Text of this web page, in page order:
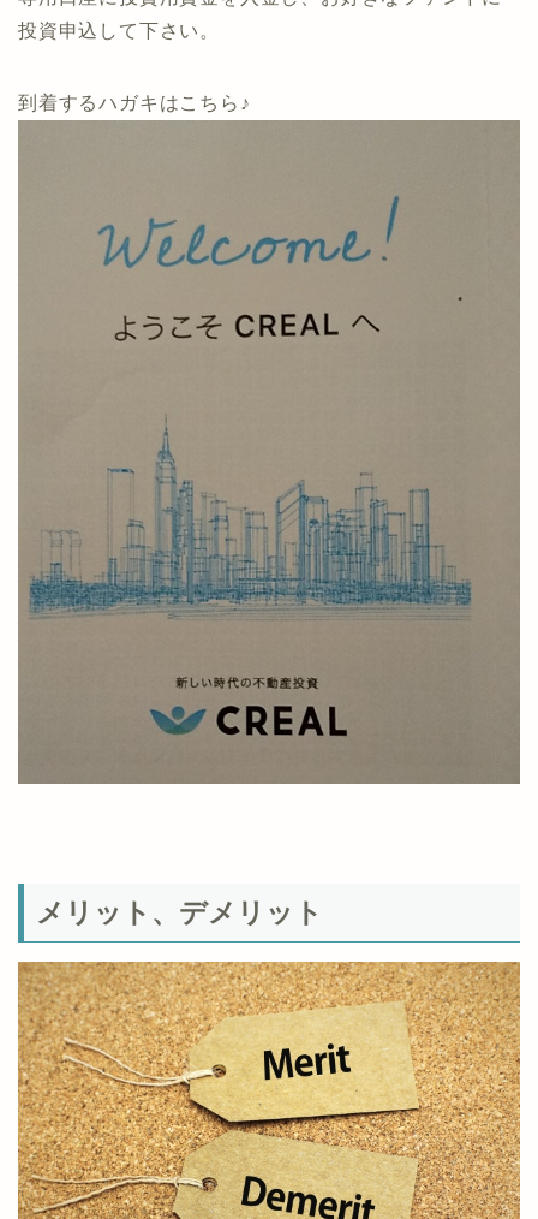
投資申込して下さい。
到着するハガキはこちら♪
メリット、デメリット